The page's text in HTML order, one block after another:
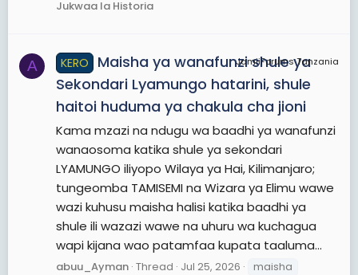
Jukwaa la Historia
A JamiiForums Tanzania
KERO
Maisha ya wanafunzi shule ya
Sekondari Lyamungo hatarini, shule
haitoi huduma ya chakula cha jioni
Kama mzazi na ndugu wa baadhi ya wanafunzi
wanaosoma katika shule ya sekondari
LYAMUNGO iliyopo Wilaya ya Hai, Kilimanjaro;
tungeomba TAMISEMI na Wizara ya Elimu wawe
wazi kuhusu maisha halisi katika baadhi ya
shule ili wazazi wawe na uhuru wa kuchagua
wapi kijana wao patamfaa kupata taaluma...
abuu_Ayman Thread Jul 25, 2026
maisha